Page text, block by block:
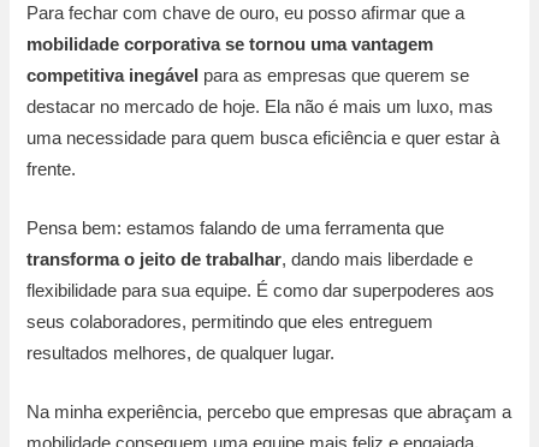
Para fechar com chave de ouro, eu posso afirmar que a
mobilidade corporativa se tornou uma vantagem
competitiva inegável para as empresas que querem se
destacar no mercado de hoje. Ela não é mais um luxo, mas
uma necessidade para quem busca eficiência e quer estar à
frente.
Pensa bem: estamos falando de uma ferramenta que
transforma o jeito de trabalhar, dando mais liberdade e
flexibilidade para sua equipe. É como dar superpoderes aos
seus colaboradores, permitindo que eles entreguem
resultados melhores, de qualquer lugar.
Na minha experiência, percebo que empresas que abraçam a